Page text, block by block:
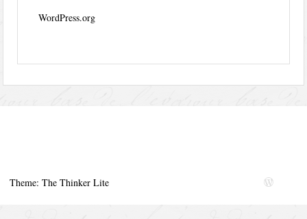
WordPress.org
Theme: The Thinker Lite